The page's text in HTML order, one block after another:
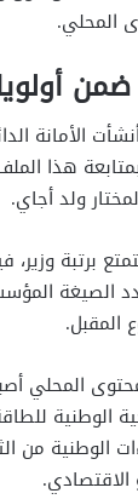
المحلي.
الأمانة
هذا
ولد أجاي.
برتبة وزير،
الصيغة
المقبل.
المحلي
الوطنية
الوطنية من
الاقتصادي.